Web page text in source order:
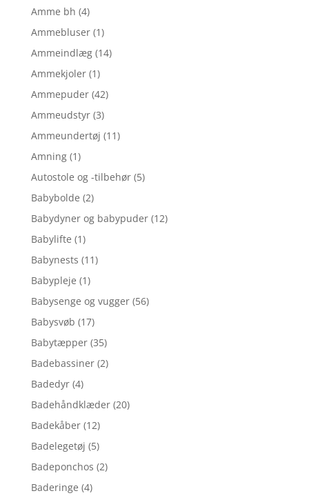
Amme bh (4)
Ammebluser (1)
Ammeindlæg (14)
Ammekjoler (1)
Ammepuder (42)
Ammeudstyr (3)
Ammeundertøj (11)
Amning (1)
Autostole og -tilbehør (5)
Babybolde (2)
Babydyner og babypuder (12)
Babylifte (1)
Babynests (11)
Babypleje (1)
Babysenge og vugger (56)
Babysvøb (17)
Babytæpper (35)
Badebassiner (2)
Badedyr (4)
Badehåndklæder (20)
Badekåber (12)
Badelegetøj (5)
Badeponchos (2)
Baderinge (4)